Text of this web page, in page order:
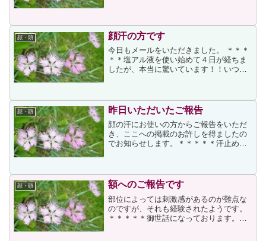
で額を拭いてから、コットンに原液を染
み込まして塗布しま...
顔・頭 顔汗の方です
今日もメールをいただきました。 ＊＊＊
＊＊塩アル液を使い始めて４日が経ちま
したが、本当に驚いています！！いつも
のですが、次の日になって...
顔・頭 昨日いただいたご報告
顔の汗にお使いの方からご報告をいただ
き、ここへの掲載のお許しを得ましたの
でお知らせします。＊＊＊＊＊汗止め液
したりする時など緊張すると顔から汗が
でてしまい（特に鼻や額か...
顔・頭 額へのご報告です
部位によっては刺激感があるのが難点な
のですが、それも経験されたようです。
＊＊＊＊＊御世話になっております。塩